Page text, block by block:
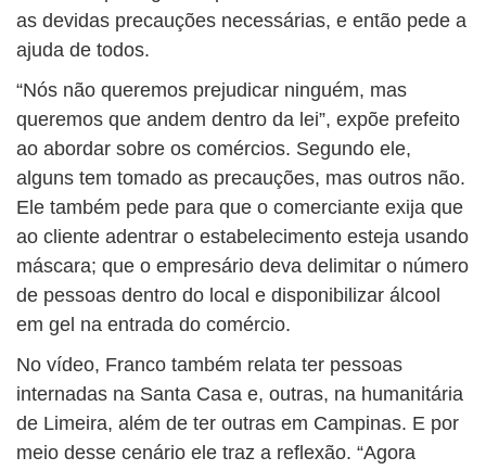
as devidas precauções necessárias, e então pede a
ajuda de todos.
“Nós não queremos prejudicar ninguém, mas
queremos que andem dentro da lei”, expõe prefeito
ao abordar sobre os comércios. Segundo ele,
alguns tem tomado as precauções, mas outros não.
Ele também pede para que o comerciante exija que
ao cliente adentrar o estabelecimento esteja usando
máscara; que o empresário deva delimitar o número
de pessoas dentro do local e disponibilizar álcool
em gel na entrada do comércio.
No vídeo, Franco também relata ter pessoas
internadas na Santa Casa e, outras, na humanitária
de Limeira, além de ter outras em Campinas. E por
meio desse cenário ele traz a reflexão. “Agora